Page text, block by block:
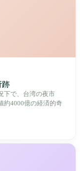
跡
下で、台湾の夜市
約4000億の経済的奇